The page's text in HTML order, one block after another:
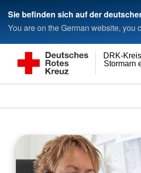
Sie befinden sich auf der
You are on the German website,
Stormarn
DRK-